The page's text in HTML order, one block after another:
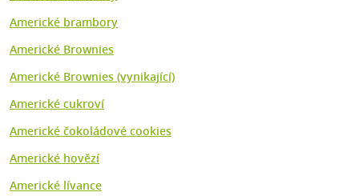
Americké brambory
Americké Brownies
Americké Brownies (vynikající)
Americké cukroví
Americké čokoládové cookies
Americké hovězí
Americké lívance